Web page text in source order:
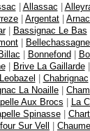
| Allassac |
| Argentat |
| Bassignac Le Bas
| Bellechassagne
| Bonnefond|
| Brive La Gaillarde|
| Chabrignac
La Noaille |
Aux Brocs | La
Spinasse|
Sur Vell |